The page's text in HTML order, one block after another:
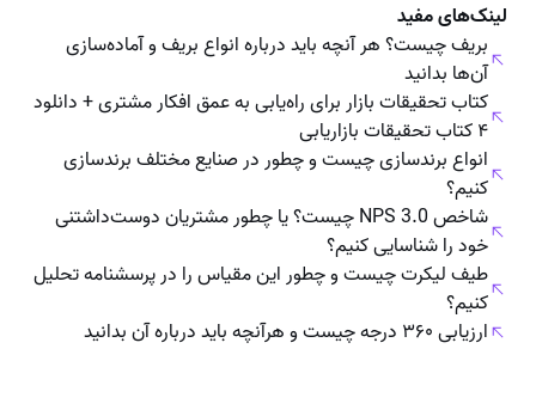
لینک‌های مفید
بریف چیست؟ هر آنچه باید درباره انواع بریف و آماده‌سازی
آن‌ها بدانید
کتاب تحقیقات بازار برای راه‌یابی به عمق افکار مشتری + دانلود
۴ کتاب تحقیقات بازاریابی
انواع برندسازی چیست و چطور در صنایع مختلف برندسازی
کنیم؟
شاخص NPS 3.0 چیست؟ یا چطور مشتریان دوست‌داشتنی
خود را شناسایی کنیم؟
طیف لیکرت چیست و چطور این مقیاس را در پرسشنامه تحلیل
کنیم؟
ارزیابی ۳۶۰ درجه چیست و هرآنچه باید درباره‌ آن بدانید